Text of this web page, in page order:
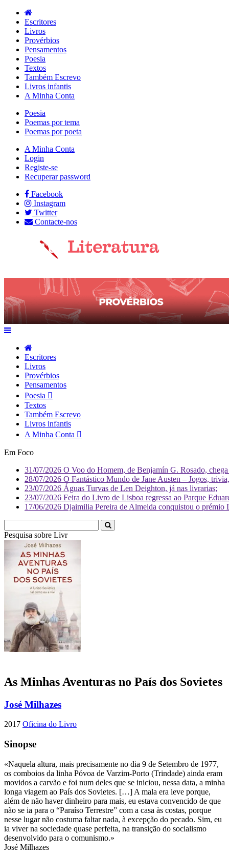
Escritores
Livros
Provérbios
Pensamentos
Poesia
Textos
Também Escrevo
Livros infantis
A Minha Conta
Poesia
Poemas por tema
Poemas por poeta
A Minha Conta
Login
Registe-se
Recuperar password
Facebook
Instagram
Twitter
Contacte-nos
Escritores
Livros
Provérbios
Pensamentos
Poesia
Textos
Também Escrevo
Livros infantis
A Minha Conta
Em Foco
31/07/2026 O Voo do Homem, de Benjamín G. Rosado,
28/07/2026 O Fantástico Mundo de Jane Austen – Jogos,
23/07/2026 Águas Turvas de Len Deighton, já nas livrarias;
23/07/2026 Feira do Livro de Lisboa regressa ao Parque
17/06/2026 Djaimilia Pereira de Almeida conquistou o
Pesquisa sobre Literatura
As Minhas Aventuras no País dos Sovietes
José Milhazes
2017 Oficina do Livro
Sinopse
«Naquela altura, mais precisamente no dia 9 de Setembro de 1977,
os comboios da linha Póvoa de Varzim-Porto (Trindade) ainda eram
movidos a carvão e foi num deles que se iniciou, nessa data, a minha
longa viagem ao País dos Sovietes. […] A mala era leve porque,
além de não haver dinheiro para mais, eu estava convencido de que
não se ia para o “Paraíso Terrestre” com a casa às costas, porque
nesse lugar não costuma faltar nada, à excepção do pecado. Sim, eu
ia viver na sociedade quase perfeita, na transição do socialismo
desenvolvido para o comunismo.»
José Milhazes